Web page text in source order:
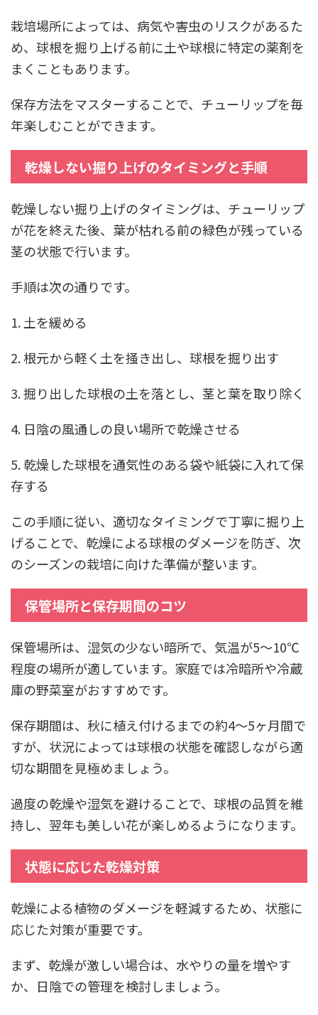
栽培場所によっては、病気や害虫のリスクがあるた
め、球根を掘り上げる前に土や球根に特定の薬剤を
まくこともあります。
保存方法をマスターすることで、チューリップを毎
年楽しむことができます。
乾燥しない掘り上げのタイミングと手順
乾燥しない掘り上げのタイミングは、チューリップ
が花を終えた後、葉が枯れる前の緑色が残っている
茎の状態で行います。
手順は次の通りです。
1. 土を緩める
2. 根元から軽く土を掻き出し、球根を掘り出す
3. 掘り出した球根の土を落とし、茎と葉を取り除く
4. 日陰の風通しの良い場所で乾燥させる
5. 乾燥した球根を通気性のある袋や紙袋に入れて保
存する
この手順に従い、適切なタイミングで丁寧に掘り上
げることで、乾燥による球根のダメージを防ぎ、次
のシーズンの栽培に向けた準備が整います。
保管場所と保存期間のコツ
保管場所は、湿気の少ない暗所で、気温が5～10℃
程度の場所が適しています。家庭では冷暗所や冷蔵
庫の野菜室がおすすめです。
保存期間は、秋に植え付けるまでの約4～5ヶ月間で
すが、状況によっては球根の状態を確認しながら適
切な期間を見極めましょう。
過度の乾燥や湿気を避けることで、球根の品質を維
持し、翌年も美しい花が楽しめるようになります。
状態に応じた乾燥対策
乾燥による植物のダメージを軽減するため、状態に
応じた対策が重要です。
まず、乾燥が激しい場合は、水やりの量を増やす
か、日陰での管理を検討しましょう。